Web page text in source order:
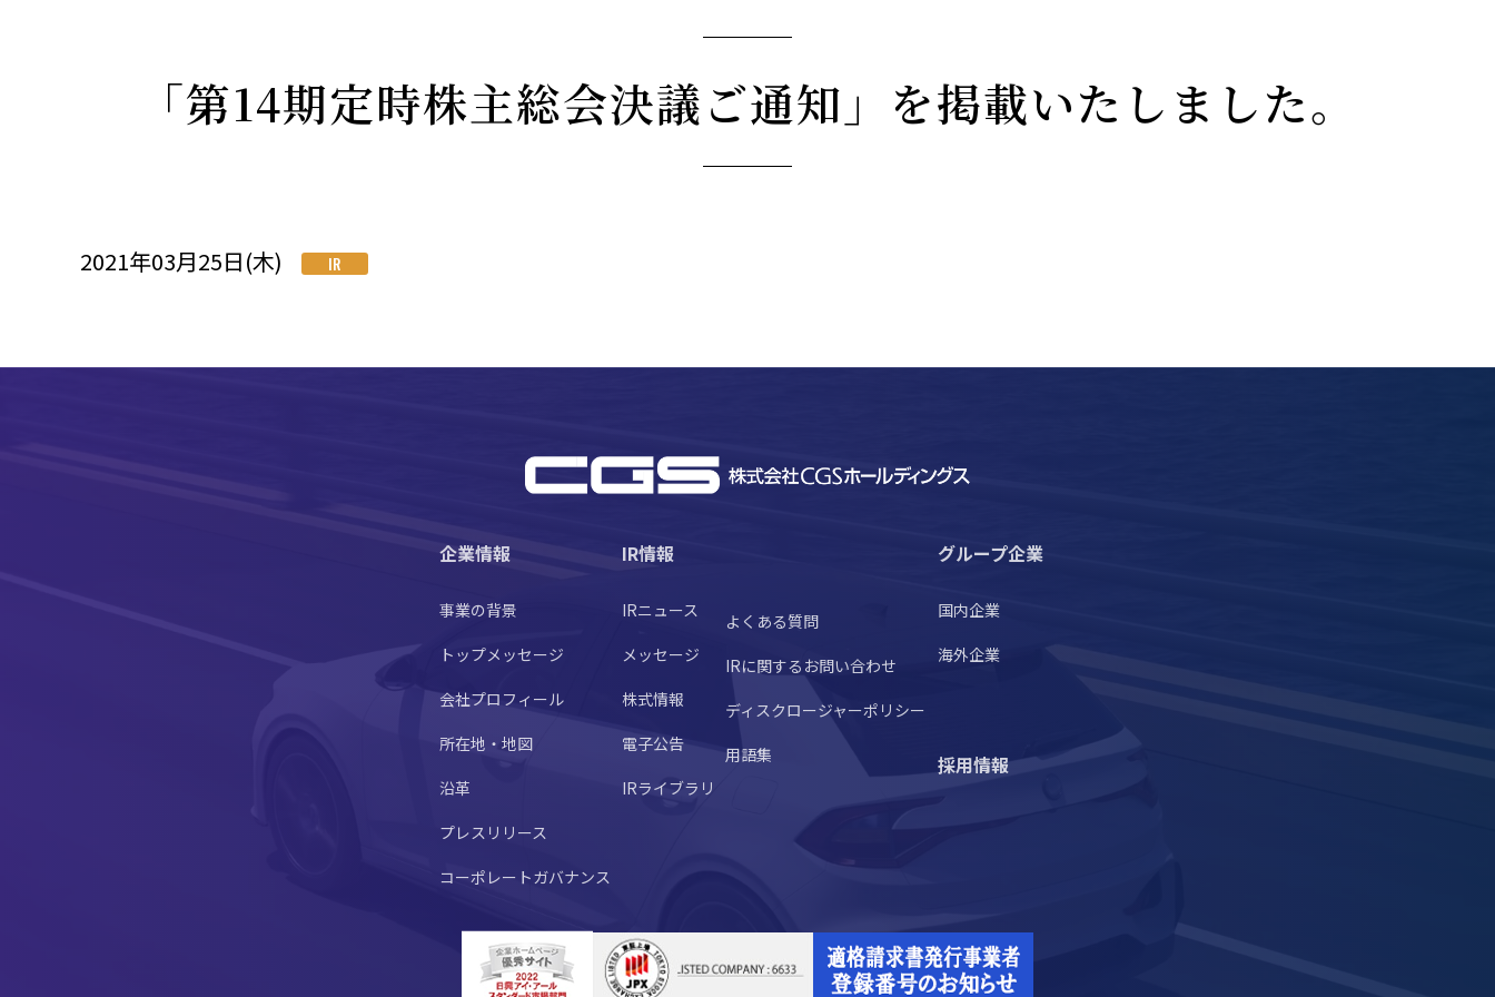
「第14期定時株主総会決議ご通知」を掲載いたしました。
2021年03月25日(木) IR
企業情報
事業の背景
トップメッセージ
会社プロフィール
所在地・地図
沿革
プレスリリース
コーポレートガバナンス
IR情報
IRニュース
メッセージ
株式情報
電子公告
IRライブラリ
よくある質問
IRに関するお問い合わせ
ディスクロージャーポリシー
用語集
グループ企業
国内企業
海外企業
採用情報